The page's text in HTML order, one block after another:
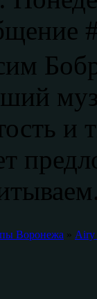
и
Воронежа » Airy